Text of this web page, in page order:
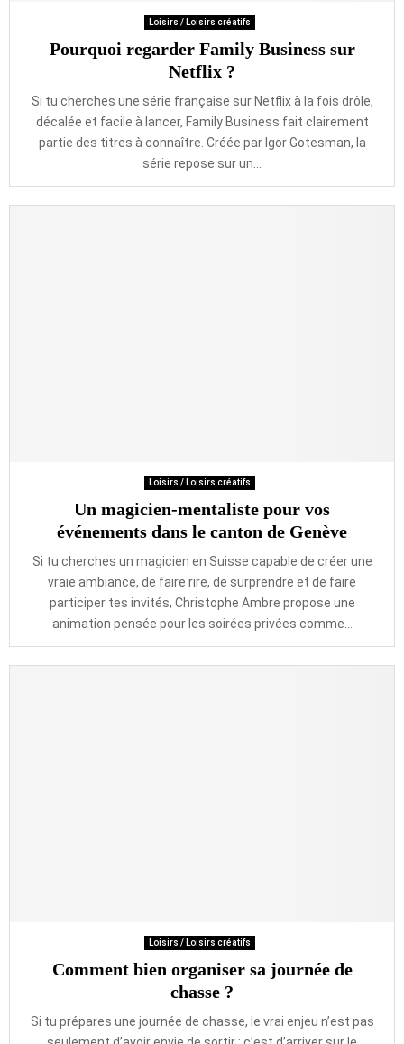
Loisirs / Loisirs créatifs
Pourquoi regarder Family Business sur
Netflix ?
Si tu cherches une série française sur Netflix à la fois drôle,
décalée et facile à lancer, Family Business fait clairement
partie des titres à connaître. Créée par Igor Gotesman, la
série repose sur un...
Loisirs / Loisirs créatifs
Un magicien-mentaliste pour vos
événements dans le canton de Genève
Si tu cherches un magicien en Suisse capable de créer une
vraie ambiance, de faire rire, de surprendre et de faire
participer tes invités, Christophe Ambre propose une
animation pensée pour les soirées privées comme...
Loisirs / Loisirs créatifs
Comment bien organiser sa journée de
chasse ?
Si tu prépares une journée de chasse, le vrai enjeu n’est pas